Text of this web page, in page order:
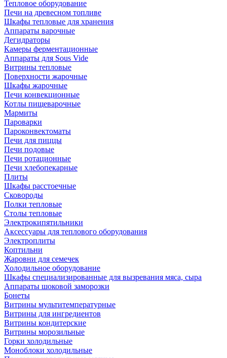
Тепловое оборудование
Печи на древесном топливе
Шкафы тепловые для хранения
Аппараты варочные
Дегидраторы
Камеры ферментационные
Аппараты для Sous Vide
Витрины тепловые
Поверхности жарочные
Шкафы жарочные
Печи конвекционные
Котлы пищеварочные
Мармиты
Пароварки
Пароконвектоматы
Печи для пиццы
Печи подовые
Печи ротационные
Печи хлебопекарные
Плиты
Шкафы расстоечные
Сковороды
Полки тепловые
Столы тепловые
Электрокипятильники
Аксессуары для теплового оборудования
Электроплиты
Коптильни
Жаровни для семечек
Холодильное оборудование
Шкафы специализированные для вызревания мяса, сыра
Аппараты шоковой заморозки
Бонеты
Витрины мультитемпературные
Витрины для ингредиентов
Витрины кондитерские
Витрины морозильные
Горки холодильные
Моноблоки холодильные